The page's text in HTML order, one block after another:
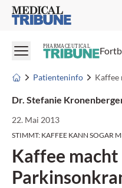
Medical Tribune
PHARMACEUTICAL
Patienteninfo Kaffee
Dr. Stefanie
22. Mai 2013
STIMMT: KAFFEE KANN SOGAR
Kaffee macht